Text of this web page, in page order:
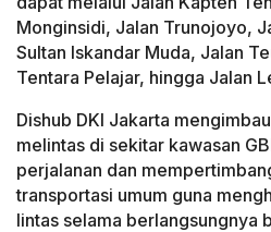
Monginsidi, Jalan Trunojoyo,
Sultan Iskandar Muda, Jalan
Tentara Pelajar, hingga Jalan
Dishub DKI Jakarta
melintas di sekitar kawasan
perjalanan dan
transportasi umum guna
lintas selama berlangsungnya